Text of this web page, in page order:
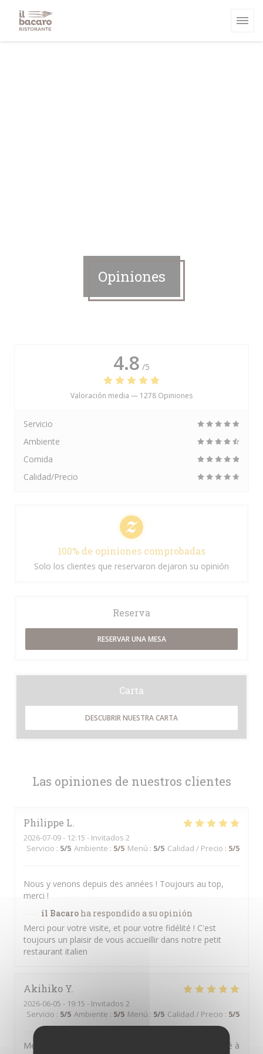
Opiniones
Las opiniones de nuestros clientes
Philippe L
2026-07-09- 12:15 - Invitados 2
Servicio : 5/5 Ambiente : 5/5 Menú : 5/5 Calidad / Precio : 5/5
Nous y venons depuis des années ! Toujours au top,
merci !
il Bacaro ha respondido a su opinión
Merci pour votre visite, et pour votre fidélité ! C'est
toujours un plaisir de vous accueillir dans notre petit
restaurant italien
Akihiko Y
2026-06-05 - 19:15 - Invitados 2
Servicio : 5/5 Ambiente : 5/5 Menú : 5/5 Calidad / Precio : 5/5
Merci pour la bonne appréciation que vous avez donné à
4.8 /5
Valoración media — 1278 Opiniones
Servicio
Ambiente
Comida
Calidad/Precio
100% de opiniones comprobadas
Solo los clientes que reservaron dejaron su opinión
Reserva
RESERVAR UNA MESA
Carta
DESCUBRIR NUESTRA CARTA